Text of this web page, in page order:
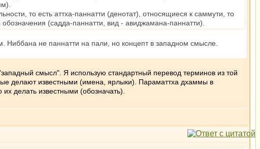
то есть аттха-паннатти (денотат), относящиеся к саммути, то
(садда-паннатти, вид - авиджамана-паннатти).
Ниббана не паннатти на пали, но концепт в западном смысле.
смысл". Я использую стандартный перевод терминов из той
делают известными (имена, ярлыки). Параматтха дхаммы в
делать известными (обозначать).